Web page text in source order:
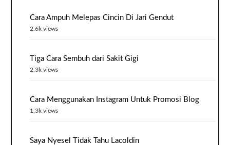
Cara Ampuh Melepas Cincin Di Jari Gendut
2.6k views
Tiga Cara Sembuh dari Sakit Gigi
2.3k views
Cara Menggunakan Instagram Untuk Promosi Blog
1.3k views
Saya Nyesel Tidak Tahu Lacoldin